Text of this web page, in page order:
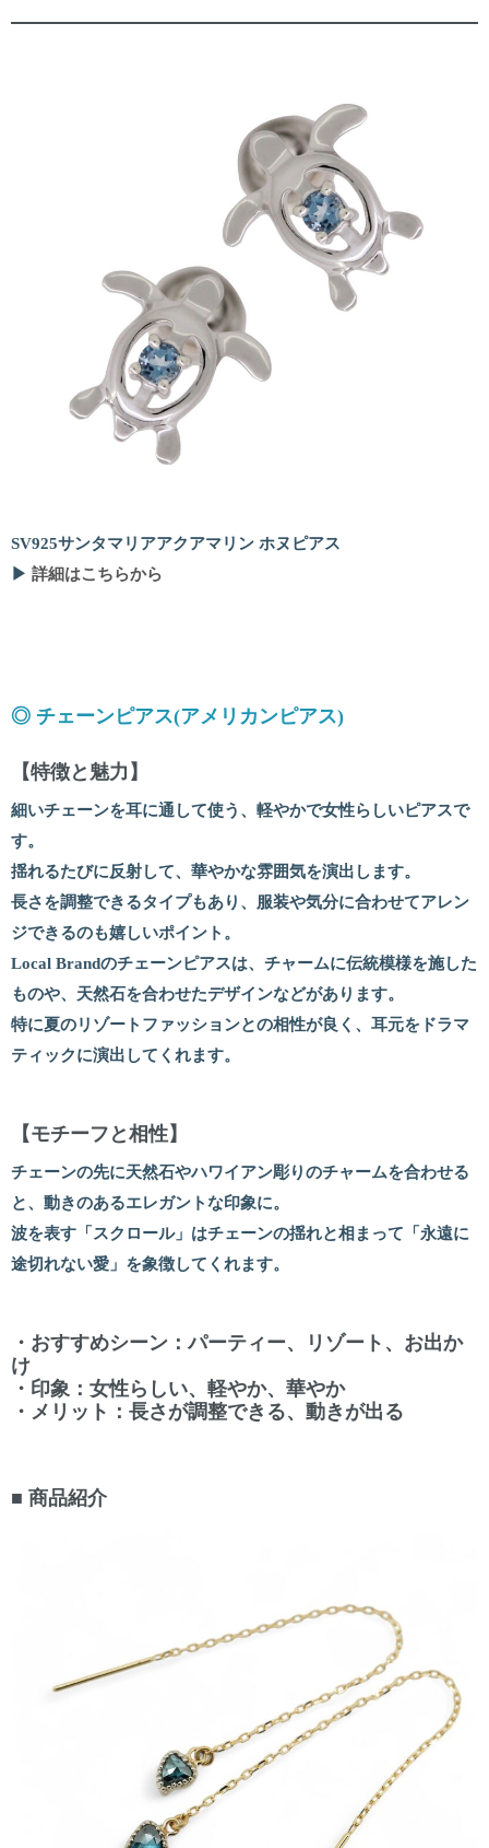
SV925サンタマリアアクアマリン ホヌピアス
▶ 詳細はこちらから
◎ チェーンピアス(アメリカンピアス)
【特徴と魅力】
細いチェーンを耳に通して使う、軽やかで女性らしいピアスで
す。
揺れるたびに反射して、華やかな雰囲気を演出します。
長さを調整できるタイプもあり、服装や気分に合わせてアレン
ジできるのも嬉しいポイント。
Local Brandのチェーンピアスは、チャームに伝統模様を施した
ものや、天然石を合わせたデザインなどがあります。
特に夏のリゾートファッションとの相性が良く、耳元をドラマ
ティックに演出してくれます。
【モチーフと相性】
チェーンの先に天然石やハワイアン彫りのチャームを合わせる
と、動きのあるエレガントな印象に。
波を表す「スクロール」はチェーンの揺れと相まって「永遠に
途切れない愛」を象徴してくれます。
・おすすめシーン：パーティー、リゾート、お出か
け
・印象：女性らしい、軽やか、華やか
・メリット：長さが調整できる、動きが出る
■ 商品紹介